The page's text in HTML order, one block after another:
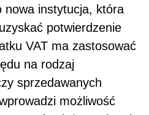
nowa instytucja, która
potwierdzenie
VAT ma zastosować
na rodzaj
sprzedawanych
możliwość